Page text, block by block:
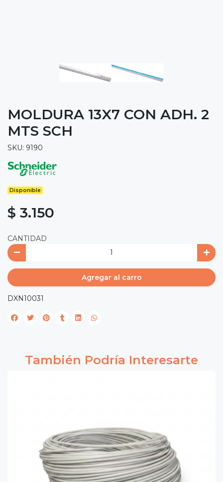
MOLDURA 13X7 CON ADH. 2
MTS SCH
SKU: 9190
Disponible
$ 3.150
CANTIDAD
Agregar al carro
DXN10031
También Podría Interesarte